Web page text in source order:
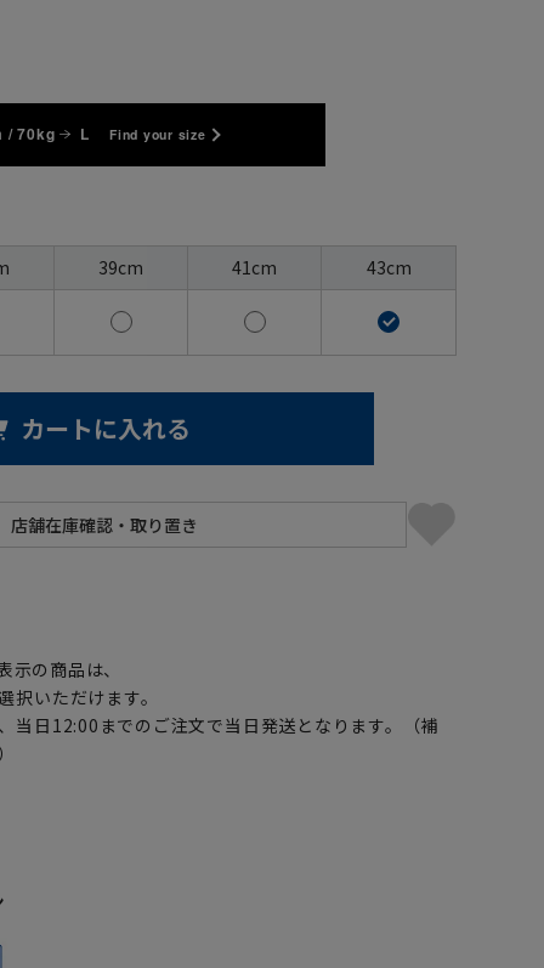
/ 70kg L Find your size
39cm 41cm 43cm
カートに入れる
示の商品は、
択いただけます。
当日12:00までのご注文で当日発送となります。（補